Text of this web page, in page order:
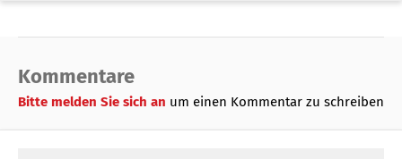
Kommentare
Bitte melden Sie sich an um einen Kommentar zu schreiben